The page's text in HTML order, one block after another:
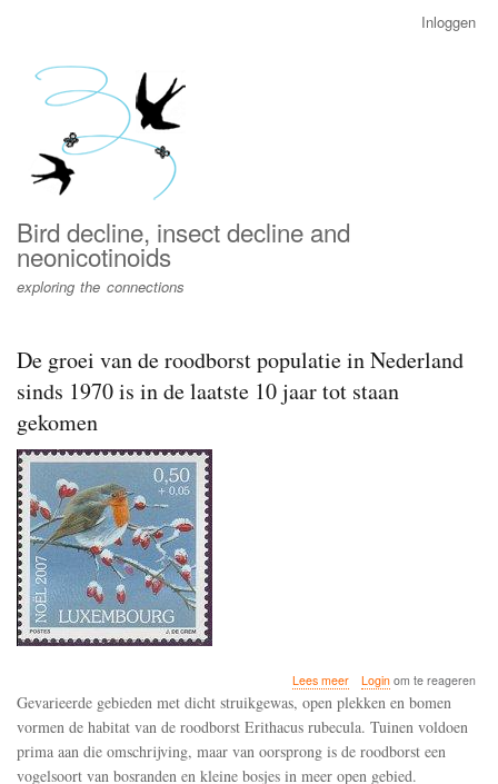
menu
Inloggen
Bird decline, insect decline and
neonicotinoids
exploring the connections
De groei van de roodborst populatie in Nederland
sinds 1970 is in de laatste 10 jaar tot staan
gekomen
Lees meerover
De
van
de
roodborst
Loginom te reageren
Gevarieerde gebieden met dicht struikgewas, open plekken en bomen
vormen de habitat van de roodborst Erithacus rubecula. Tuinen voldoen
prima aan die omschrijving, maar van oorsprong is de roodborst een
vogelsoort van bosranden en kleine bosjes in meer open gebied.